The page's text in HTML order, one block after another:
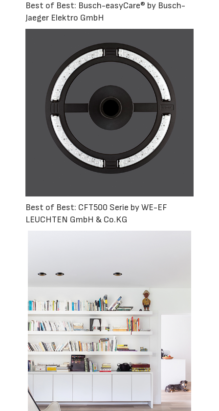
Best of Best: Busch-easyCare® by Busch-
Jaeger Elektro GmbH
Best of Best: CFT500 Serie by WE-EF
LEUCHTEN GmbH & Co.KG